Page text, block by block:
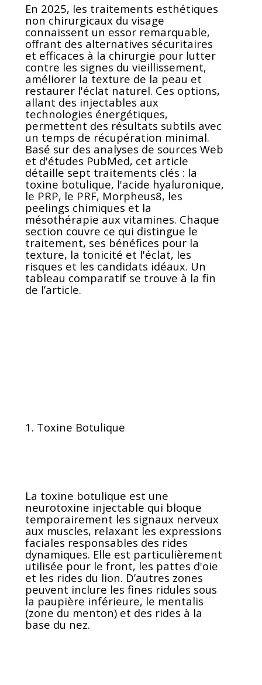
En 2025, les traitements esthétiques
non chirurgicaux du visage
connaissent un essor remarquable,
offrant des alternatives sécuritaires
et efficaces à la chirurgie pour lutter
contre les signes du vieillissement,
améliorer la texture de la peau et
restaurer l'éclat naturel. Ces options,
allant des injectables aux
technologies énergétiques,
permettent des résultats subtils avec
un temps de récupération minimal.
Basé sur des analyses de sources Web
et d'études PubMed, cet article
détaille sept traitements clés : la
toxine botulique, l'acide hyaluronique,
le PRP, le PRF, Morpheus8, les
peelings chimiques et la
mésothérapie aux vitamines. Chaque
section couvre ce qui distingue le
traitement, ses bénéfices pour la
texture, la tonicité et l'éclat, les
risques et les candidats idéaux. Un
tableau comparatif se trouve à la fin
de l’article.
1. Toxine Botulique
La toxine botulique est une
neurotoxine injectable qui bloque
temporairement les signaux nerveux
aux muscles, relaxant les expressions
faciales responsables des rides
dynamiques. Elle est particulièrement
utilisée pour le front, les pattes d'oie
et les rides du lion. D’autres zones
peuvent inclure les fines ridules sous
la paupière inférieure, le mentalis
(zone du menton) et des rides à la
base du nez.